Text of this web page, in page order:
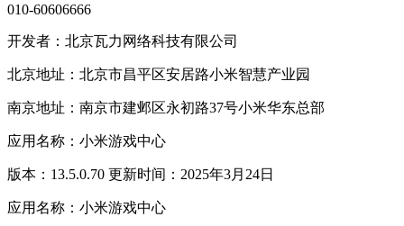
010-60606666
开发者：北京瓦力网络科技有限公司
北京地址：北京市昌平区安居路小米智慧产业园
南京地址：南京市建邺区永初路37号小米华东总部
应用名称：小米游戏中心
版本：13.5.0.70 更新时间：2025年3月24日
应用名称：小米游戏中心